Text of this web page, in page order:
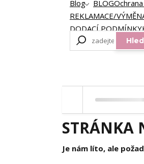
Blog
BLOG
REKLAMACE/
DODACÍ PODMÍNKY
ČASTO KLADENÉ
STRÁNKA
Je nám líto, ale